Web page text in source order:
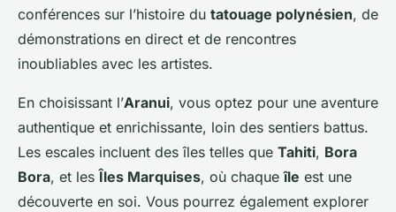
conférences sur l’histoire du tatouage polynésien, de
démonstrations en direct et de rencontres
inoubliables avec les artistes.
En choisissant l’Aranui, vous optez pour une aventure
authentique et enrichissante, loin des sentiers battus.
Les escales incluent des îles telles que Tahiti, Bora
Bora, et les Îles Marquises, où chaqueîle est une
découverte en soi. Vous pourrez également explorer